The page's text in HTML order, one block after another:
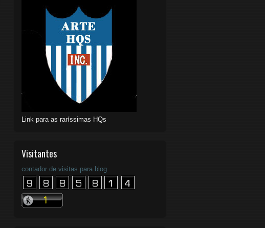
Link para as raríssimas HQs
Visitantes
contador de visitas para blog